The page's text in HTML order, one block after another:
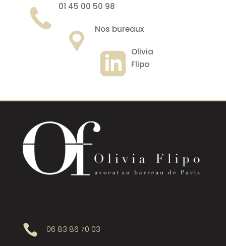
01 45 00 50 98
Nos bureaux
Olivia
Flipo
 06 83 86 70 03